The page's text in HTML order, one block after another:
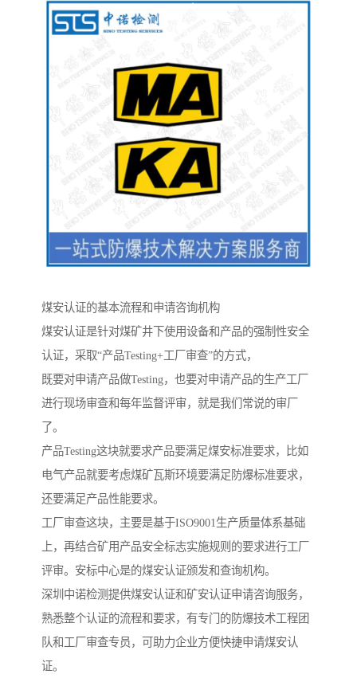
煤安认证的基本流程和申请咨询机构
煤安认证是针对煤矿井下使用设备和产品的强制性安全
认证，采取“产品Testing+工厂审查”的方式，
既要对申请产品做Testing，也要对申请产品的生产工厂
进行现场审查和每年监督评审，就是我们常说的审厂
了。
产品Testing这块就要求产品要满足煤安标准要求，比如
电气产品就要考虑煤矿瓦斯环境要满足防爆标准要求，
还要满足产品性能要求。
工厂审查这块，主要是基于ISO9001生产质量体系基础
上，再结合矿用产品安全标志实施规则的要求进行工厂
评审。安标中心是的煤安认证颁发和查询机构。
深圳中诺检测提供煤安认证和矿安认证申请咨询服务，
熟悉整个认证的流程和要求，有专门的防爆技术工程团
队和工厂审查专员，可助力企业方便快捷申请煤安认
证。